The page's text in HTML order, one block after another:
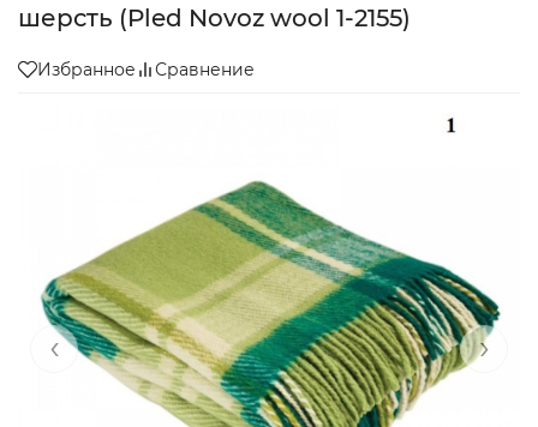
шерсть (Pled Novoz wool 1-2155)
Избранное Сравнение
‹ ›